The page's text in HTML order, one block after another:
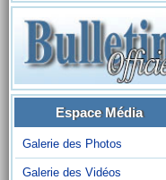
Espace Média
Galerie des Photos
Galerie des Vidéos